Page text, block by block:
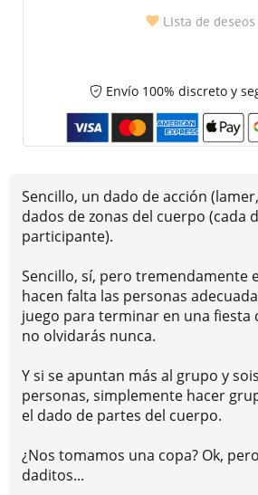
Lista de deseos
Envío 100% discreto y
Sencillo, un dado de acción
dados de zonas del cuerpo (cada
participante).
Sencillo, sí, pero tremendamente
hacen falta las personas
juego para terminar en una
no olvidarás nunca.
Y si se apuntan más al grupo y
personas, simplemente hacer
el dado de partes del cuerpo.
¿Nos tomamos una copa? Ok,
daditos...